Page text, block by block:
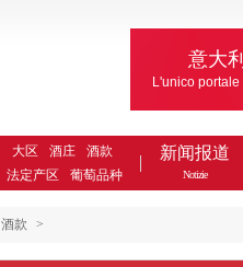
意大
L'unico
大区 酒庄
酒款
法定产区
葡萄品种
新闻报道
Notizie
酒款 >